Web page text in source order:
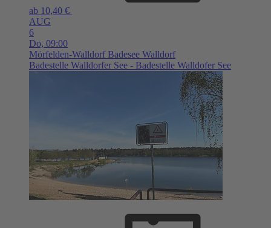
ab 10,40 €
AUG
6
Do, 09:00
Mörfelden-Walldorf Badesee Walldorf
Badestelle Walldorfer See - Badestelle Walldofer See